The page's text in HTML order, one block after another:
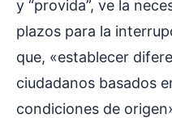
y “provida”, ve la
plazos para la
que, «establecer
ciudadanos basados
condiciones de